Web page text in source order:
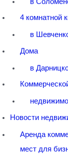
4 комнатной
в
Дома
в
Новости
Аренда
мест для